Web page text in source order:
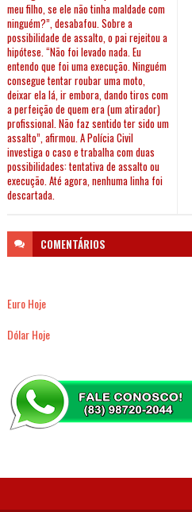
meu filho, se ele não tinha maldade com
ninguém?”, desabafou. Sobre a
possibilidade de assalto, o pai rejeitou a
hipótese. “Não foi levado nada. Eu
entendo que foi uma execução. Ninguém
consegue tentar roubar uma moto,
deixar ela lá, ir embora, dando tiros com
a perfeição de quem era (um atirador)
profissional. Não faz sentido ter sido um
assalto”, afirmou. A Polícia Civil
investiga o caso e trabalha com duas
possibilidades: tentativa de assalto ou
execução. Até agora, nenhuma linha foi
descartada.
COMENTÁRIOS
Euro Hoje
Dólar Hoje